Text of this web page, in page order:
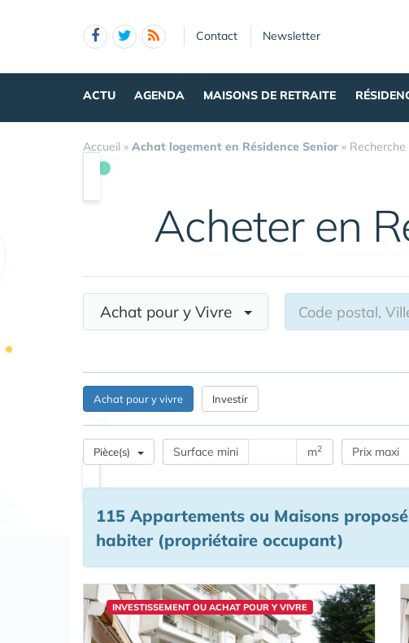
Contact Newsletter
ACTU AGENDA MAISONS DE RETRAITE
Accueil » Achat logement en Résidence Senior » Recherche
Acheter en
Achat pour y Vivre
Achat pour y vivre Investir
Pièce(s) Surface mini m2 Prix maxi
115 Appartements ou Maisons
habiter (propriétaire occupant)
INVESTISSEMENT OU ACHAT POUR Y VIVRE